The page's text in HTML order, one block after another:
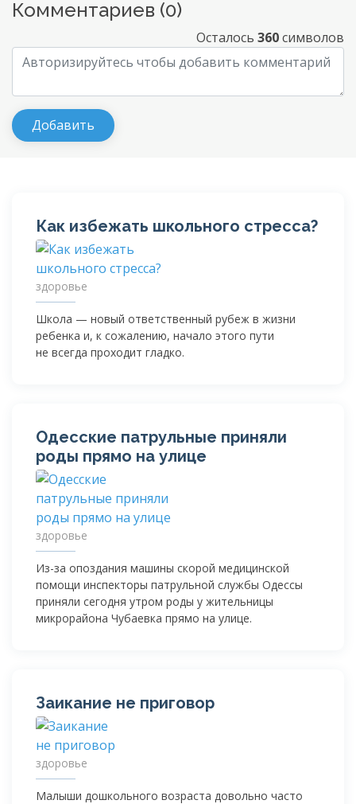
Комментариев (0)
Осталось 360символов
Как избежать школьного стресса?
здоровье
Школа — новый ответственный рубеж в жизни
ребенка и, к сожалению, начало этого пути
не всегда проходит гладко.
Одесские патрульные приняли
роды прямо на улице
здоровье
Из-за опоздания машины скорой медицинской
помощи инспекторы патрульной службы Одессы
приняли сегодня утром роды у жительницы
микрорайона Чубаевка прямо на улице.
Заикание не приговор
здоровье
Малыши дошкольного возраста довольно часто